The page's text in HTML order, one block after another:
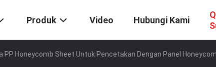
Produk Video Hubungi Kami
PP Honeycomb Sheet Untuk Pencetakan Dengan Panel